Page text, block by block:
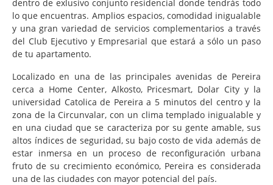
dentro de exlusivo conjunto residencial donde tendrás todo
lo que encuentras. Amplios espacios, comodidad inigualable
y una gran variedad de servicios complementarios a través
del Club Ejecutivo y Empresarial que estará a sólo un paso
de tu apartamento.
Localizado en una de las principales avenidas de Pereira
cerca a Home Center, Alkosto, Pricesmart, Dolar City y la
universidad Catolica de Pereira a 5 minutos del centro y la
zona de la Circunvalar, con un clima templado inigualable y
en una ciudad que se caracteriza por su gente amable, sus
altos índices de seguridad, su bajo costo de vida además de
estar inmersa en un proceso de reconfiguración urbana
fruto de su crecimiento económico, Pereira es considerada
una de las ciudades con mayor potencial del país.